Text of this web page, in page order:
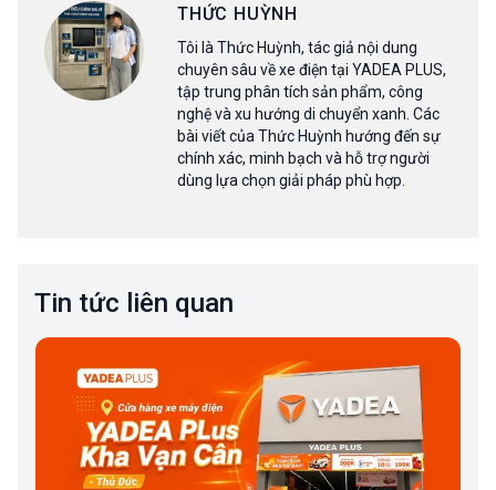
THỨC HUỲNH
Tôi là Thức Huỳnh, tác giả nội dung
chuyên sâu về xe điện tại YADEA PLUS,
tập trung phân tích sản phẩm, công
nghệ và xu hướng di chuyển xanh. Các
bài viết của Thức Huỳnh hướng đến sự
chính xác, minh bạch và hỗ trợ người
dùng lựa chọn giải pháp phù hợp.
Tin tức liên quan